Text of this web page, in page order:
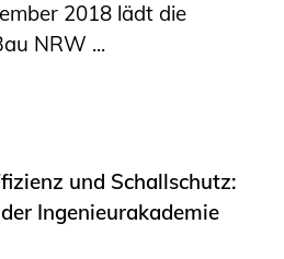
2018 lädt die
NRW ...
und Schallschutz:
Ingenieurakademie